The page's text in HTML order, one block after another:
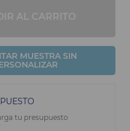
AL CARRITO
MUESTRA SIN
tu presupuesto